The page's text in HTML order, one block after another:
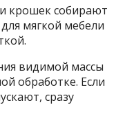
крошек собирают
мягкой мебели
видимой массы
обработке. Если
сразу